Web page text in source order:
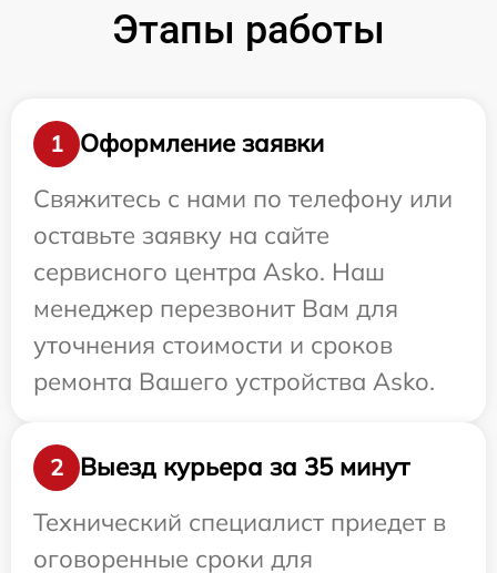
Этапы работы
1
Оформление заявки
Свяжитесь с нами по телефону или
оставьте заявку на сайте
сервисного центра Asko. Наш
менеджер перезвонит Вам для
уточнения стоимости и сроков
ремонта Вашего устройства Asko.
2
Выезд курьера за 35 минут
Технический специалист приедет в
оговоренные сроки для